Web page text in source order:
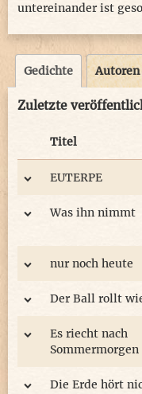
untereinander ist
Gedichte Autoren
Zuletzte
Titel
EUTERPE
Was ihn nimmt
nur noch heute
Der Ball rollt
Es riecht nach
Sommermorgen
Die Erde hört